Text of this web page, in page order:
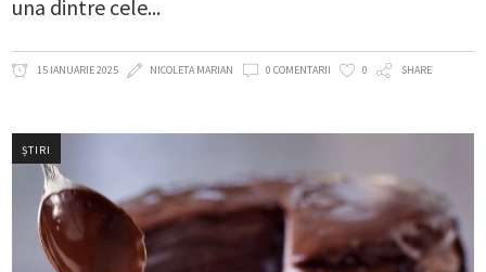
una dintre cele
15 IANUARIE 2025 NICOLETA MARIAN 0 COMENTARII 0 SHARE
ȘTIRI